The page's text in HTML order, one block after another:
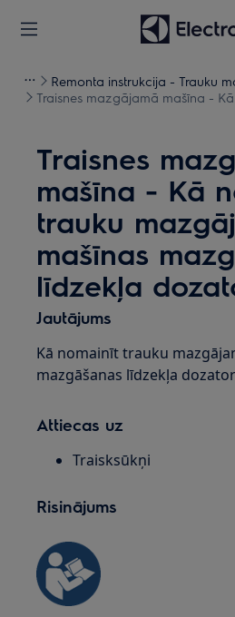
Remonta instrukcija - Trauku
Traisnes mazgājamā mašīna -
Traisnes
mašīna - Kā
trauku
mašīnas
līdzekļa
Jautājums
Kā nomainīt trauku
mazgāšanas līdzekļa
Attiecas uz
Traisksūkņi
Risinājums